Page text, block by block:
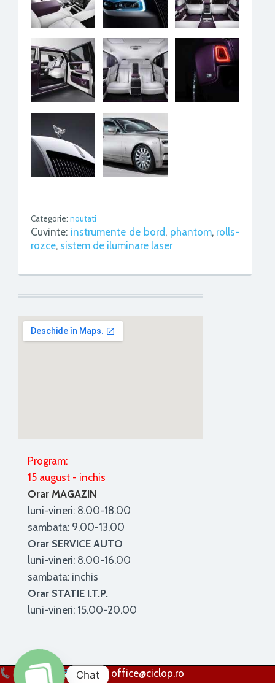
Categorie: noutati
Cuvinte: instrumente de bord, phantom, rolls-
rozce, sistem de iluminare laser
Program:
15 august - inchis
Orar MAGAZIN
luni-vineri: 8.00-18.00
sambata: 9.00-13.00
Orar SERVICE AUTO
luni-vineri: 8.00-16.00
sambata: inchis
Orar STATIE I.T.P.
luni-vineri: 15.00-20.00
0256 224 838 office@ciclop.ro
Chat